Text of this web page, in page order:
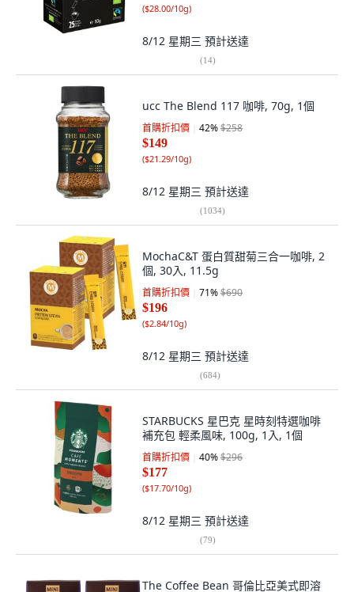
($28.00/10g)
8/12 星期三 預計送達
(14)
ucc The Blend 117 咖啡, 70g, 1個
首購折扣價 42%$258
$149
($21.29/10g)
8/12 星期三 預計送達
(1034)
MochaC&T 蛋白質甜菊三合一咖啡, 2
個, 30入, 11.5g
首購折扣價 71%$690
$196
($2.84/10g)
8/12 星期三 預計送達
(684)
STARBUCKS 星巴克 星時刻特選咖啡
補充包 輕柔風味, 100g, 1入, 1個
首購折扣價 40%$296
$177
($17.70/10g)
8/12 星期三 預計送達
(79)
The Coffee Bean 哥倫比亞美式即溶